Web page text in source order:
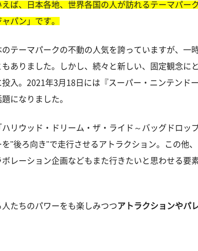
ば、日本各地、世界各国の人が訪れるテーマパー
パン」です。
テーマパークの不動の人気を誇っていますが、一
ありました。しかし、続々と新しい、固定観念に
入。2021年3月18日には『スーパー・ニンテンド
になりました。
リウッド・ドリーム・ザ・ライド～バッグドロップ
"後ろ向き"で走行させるアトラクション。この他
レーション企画などもまた行きたいと思わせる要
たちのパワーをも楽しみつつアトラクションやパ